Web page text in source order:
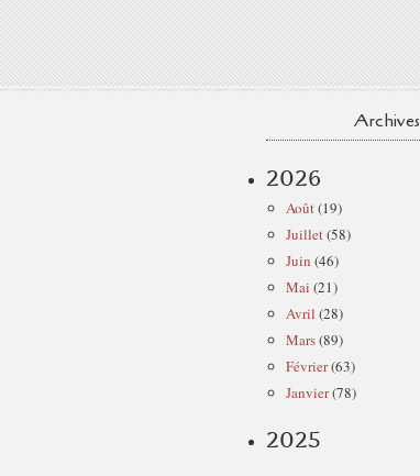
Archives
2026
Août(19)
Juillet(58)
Juin (46)
Mai (21)
Avril (28)
Mars(89)
Février(63)
Janvier(78)
2025